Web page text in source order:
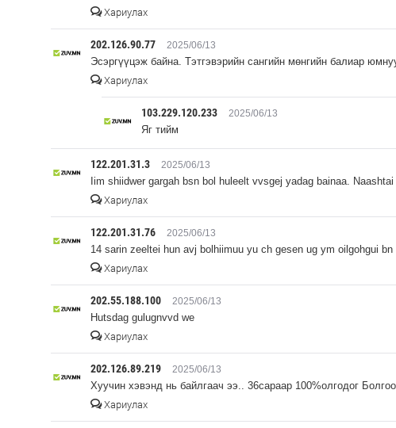
Хариулах
202.126.90.77 2025/06/13
Эсэргүүцэж байна. Тэтгэвэрийн сангийн мөнгийн балиар
Хариулах
103.229.120.233 2025/06/13
Яг тийм
122.201.31.3 2025/06/13
Iim shiidwer gargah bsn bol huleelt vvsgej yadag bainaa.
Хариулах
122.201.31.76 2025/06/13
14 sarin zeeltei hun avj bolhiimuu yu ch gesen ug ym oilgohgui bn
Хариулах
202.55.188.100 2025/06/13
Hutsdag gulugnvvd we
Хариулах
202.126.89.219 2025/06/13
Хуучин хэвэнд нь байлгаач ээ.. 36сараар 100%олгодог
Хариулах